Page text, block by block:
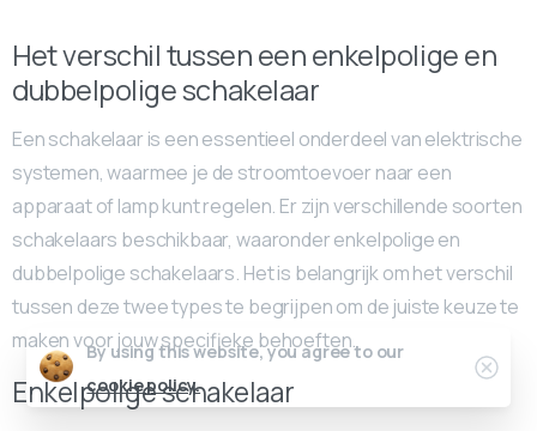
Het verschil tussen een enkelpolige en
dubbelpolige schakelaar
Een schakelaar is een essentieel onderdeel van elektrische
systemen, waarmee je de stroomtoevoer naar een
apparaat of lamp kunt regelen. Er zijn verschillende soorten
schakelaars beschikbaar, waaronder enkelpolige en
dubbelpolige schakelaars. Het is belangrijk om het verschil
tussen deze twee types te begrijpen om de juiste keuze te
maken voor jouw specifieke behoeften.
Enkelpolige schakelaar
By using this website, you agree to our
cookie policy.